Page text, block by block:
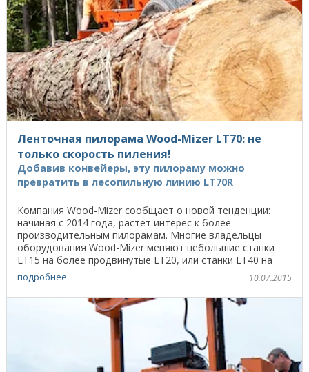
Ленточная пилорама Wood-Mizer LT70: не
только скорость пиления!
Добавив конвейеры, эту пилораму можно
превратить в лесопильную линию LT70R
Компания Wood-Mizer сообщает о новой тенденции:
начиная с 2014 года, растет интерес к более
производительным пилорамам. Многие владельцы
оборудования Wood-Mizer меняют небольшие станки
LT15 на более продвинутые LT20, или станки LT40 на
более мощные ...
подробнее 10.07.2015